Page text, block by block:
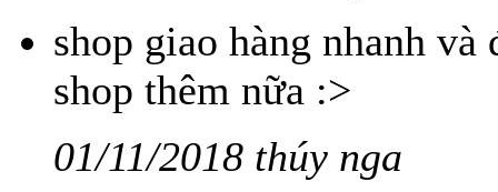
shop giao hàng nhanh
shop thêm nữa :>
01/11/2018 thúy nga